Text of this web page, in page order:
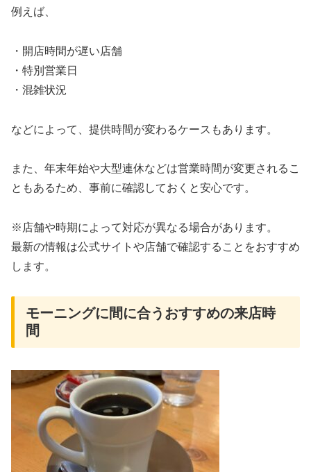
例えば、
・開店時間が遅い店舗
・特別営業日
・混雑状況
などによって、提供時間が変わるケースもあります。
また、年末年始や大型連休などは営業時間が変更されるこ
ともあるため、事前に確認しておくと安心です。
※店舗や時期によって対応が異なる場合があります。
最新の情報は公式サイトや店舗で確認することをおすすめ
します。
モーニングに間に合うおすすめの来店時
間